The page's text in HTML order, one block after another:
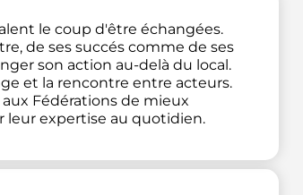
le coup d'être échangées.
de ses succés comme de ses
son action au-delà du local.
et la rencontre entre acteurs.
Fédérations de mieux
leur expertise au quotidien.